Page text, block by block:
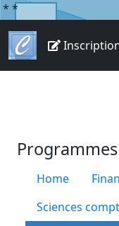
* *
Home
Sciences